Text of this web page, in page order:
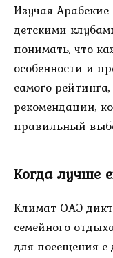
Изучая
детскими
понимать, что
особенности и
самого
рекомендации,
правильный
Когда лучше
Климат ОАЭ
семейного
для посещения с